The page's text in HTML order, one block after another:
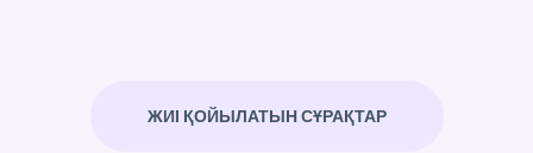
ЖИІ ҚОЙЫЛАТЫН СҰРАҚТАР